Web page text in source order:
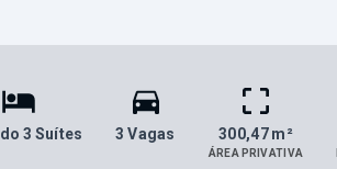
3 Suítes 3 Vagas 300,47 m²
ÁREA PRIVATIVA